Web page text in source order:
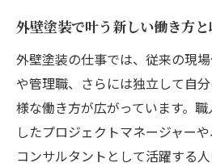
外壁塗装現場で役立つ
術
独立やキャリアアップを目
外壁塗装で独立を目指
外壁塗装で叶う新しい働き方
外壁塗装の仕事では、従来の現
や管理職、さらには独立して自
様な働き方が広がっています。
したプロジェクトマネージャー
コンサルタントとして活躍する人